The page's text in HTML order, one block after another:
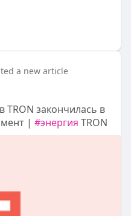
a new article
TRON закончилась в
| #энергия TRON